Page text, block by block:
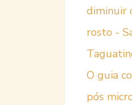
diminuir
rosto -
O guia
pós